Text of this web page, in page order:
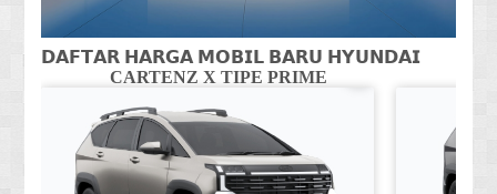
𝗗𝗔𝗙𝗧𝗔𝗥 𝗛𝗔𝗥𝗚𝗔 𝗠𝗢𝗕𝗜𝗟 𝗕𝗔𝗥𝗨 𝗛𝗬𝗨𝗡𝗗𝗔𝗜
CARTENZ X TIPE PRIME